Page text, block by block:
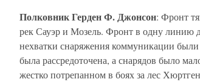
Полковник Герден Ф. Джонсон: Фронт
рек Сауэр и Мозель. Фронт в одну линию
нехватки снаряжения коммуникации
была рассредоточена, а снарядов было
жестко потрепанном в боях за лес